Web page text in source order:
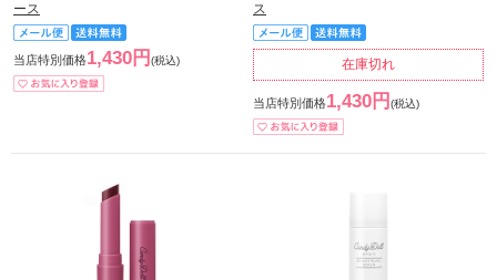
ース
当店特別価格1,430円 (税込)
ス
在庫切れ
当店特別価格1,430円 (税込)